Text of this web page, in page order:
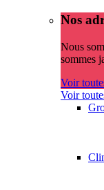
Nos
Nous
sommes
Voir
Voir